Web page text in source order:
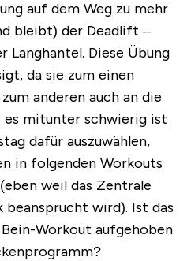
auf dem Weg zu mehr
bleibt) derDeadlift –
Langhantel. Diese Übung
da sie zum einen
anderen auch an die
es mitunter schwierig ist
dafür auszuwählen,
in folgenden Workouts
weil das Zentrale
beansprucht wird). Ist das
Workout aufgehoben